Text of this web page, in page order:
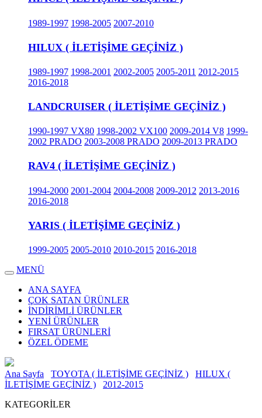
1989-1997 1998-2005 2007-2010
HILUX ( İLETİŞİME GEÇİNİZ )
1989-1997 1998-2001 2002-2005 2005-2011 2012-2015
2016-2018
LANDCRUISER ( İLETİŞİME GEÇİNİZ )
1990-1997 VX80 1998-2002 VX100 2009-2014 V8 1999-
2002 PRADO 2003-2008 PRADO 2009-2013 PRADO
RAV4 ( İLETİŞİME GEÇİNİZ )
1994-2000 2001-2004 2004-2008 2009-2012 2013-2016
2016-2018
YARIS ( İLETİŞİME GEÇİNİZ )
1999-2005 2005-2010 2010-2015 2016-2018
MENÜ
ANA SAYFA
ÇOK SATAN ÜRÜNLER
İNDİRİMLİ ÜRÜNLER
YENİ ÜRÜNLER
FIRSAT ÜRÜNLERİ
ÖZEL ÖDEME
Ana Sayfa TOYOTA ( İLETİŞİME GEÇİNİZ )
HILUX (
İLETİŞİME GEÇİNİZ )
2012-2015
KATEGORİLER